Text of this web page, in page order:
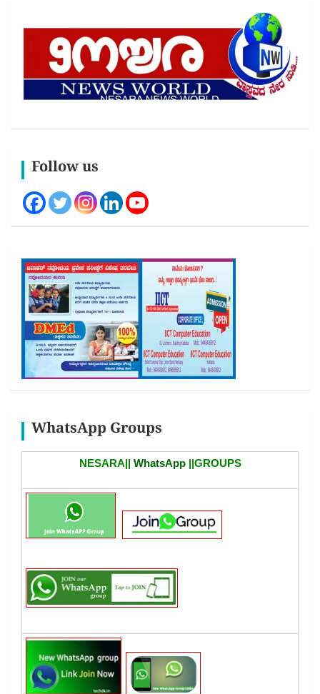
Follow us
WhatsApp Groups
NESARA|| WhatsApp||GROUPS